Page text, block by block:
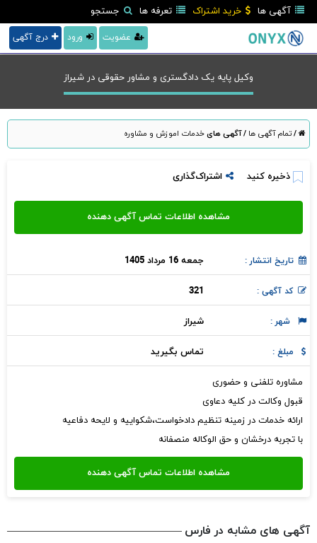
آگهی ها خرید اشتراک تعرفه ها جستجو
درج آگهی ورود عضویت
وکیل پایه یک دادگستری و مشاور حقوقی در شيراز
/تمام آگهی ها /آگهی هایخدمات اموزش و مشاوره
ذخیره کنید اشتراک‌گذاری
تاریخ انتشار : جمعه 16 مرداد 1405
کد آگهی : 321
شهر : شيراز
مبلغ : تماس بگیرید
مشاوره تلفنی و حضوری
قبول وکالت در کلیه دعاوی
ارائه خدمات در زمینه تنظیم دادخواست،شکواییه و لایحه دفاعیه
با تجربه درخشان و حق الوکاله منصفانه
آگهی های مشابه در فارس